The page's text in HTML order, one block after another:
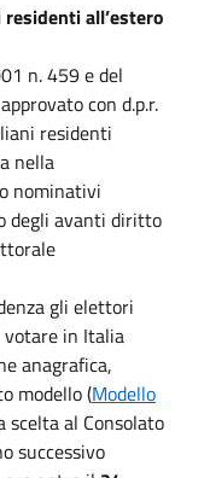
all’estero
n. 459 e del
con d.p.r.
residenti
nella
nominativi
degli avanti diritto
gli elettori
votare in Italia
anagrafica,
modello (Modello
scelta al Consolato
successivo